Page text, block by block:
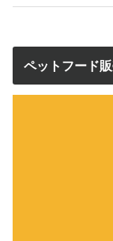
ペットフード